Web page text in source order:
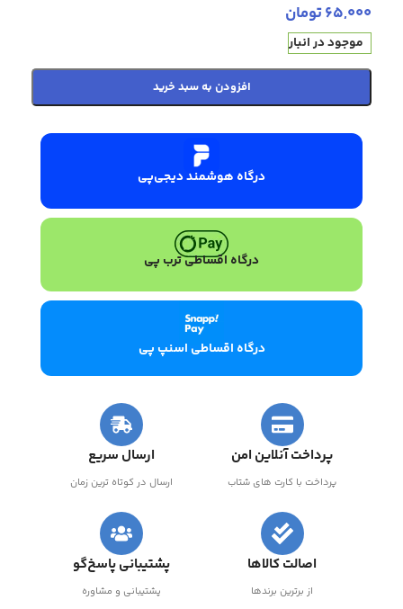
65,000تومان
موجود در انبار
افزودن به سبد خرید
درگاه هوشمند دیجی‌پی
درگاه اقساطی ترب پی
درگاه اقساطی اسنپ پی
پرداخت آنلاین امن
پرداخت با کارت های شتاب
ارسال سریع
ارسال در کوتاه ترین زمان
اصالت کالاها
از برترین برندها
پشتیبانی پاسخ‌گو
پشتیبانی و مشاوره